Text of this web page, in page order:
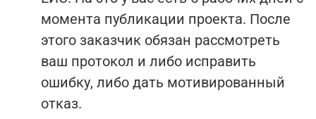
момента публикации проекта. После
этого заказчик обязан рассмотреть
ваш протокол и либо исправить
ошибку, либо дать мотивированный
отказ.